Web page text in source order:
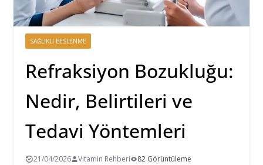
SAĞLIKLI BESLENME
Refraksiyon Bozukluğu:
Nedir, Belirtileri ve
Tedavi Yöntemleri
21/04/2026 Vitamin Rehberi 82 Görüntüleme